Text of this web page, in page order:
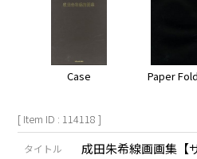
Case Paper
[ Item ID : 114118 ]
タイトル 成田朱希線画画集【